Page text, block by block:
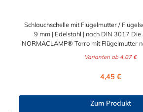
Schlauchschelle mit Flügelmutter /
9 mm | Edelstahl | nach DIN 3017 Die
NORMACLAMP® Torro mit Flügelmutter
glatter Schläuche. Die Schlauchschelle hat
zeichnet sich durch einen großen
abgerundeten Bandkanten besonders
Varianten ab 4,07 €
Regulärer
4,45 €
Zum Produkt